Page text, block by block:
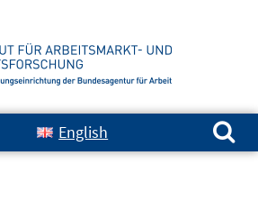
English
Suchen nach: